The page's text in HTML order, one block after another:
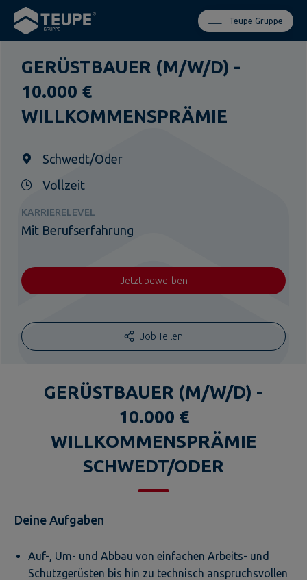
Teupe Gruppe
GERÜSTBAUER (M/W/D) -
10.000 €
WILLKOMMENSPRÄMIE
Schwedt/Oder
Vollzeit
KARRIERELEVEL
Mit Berufserfahrung
Jetzt bewerben
Job Teilen
GERÜSTBAUER (M/W/D) -
10.000 €
WILLKOMMENSPRÄMIE
SCHWEDT/ODER
Deine Aufgaben
Auf-, Um- und Abbau von einfachen Arbeits- und
Schutzgerüsten bis hin zu technisch anspruchsvollen